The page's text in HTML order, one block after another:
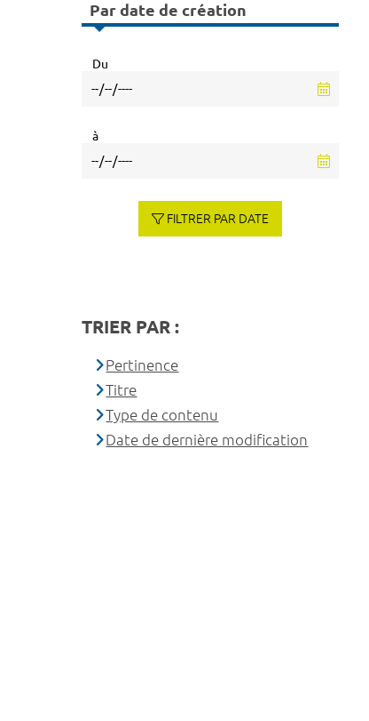
Par date de création
Du
à
FILTRER PAR DATE
TRIER PAR :
Pertinence
Titre
Type de contenu
Date de dernière modification